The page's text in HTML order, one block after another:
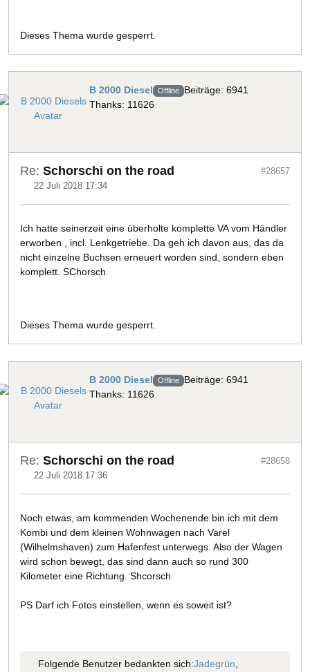
Dieses Thema wurde gesperrt.
B 2000 Diesel Offline Beiträge: 6941
Thanks: 11626
Re: Schorschi on the road
22 Juli 2018 17:34
#28657
Ich hatte seinerzeit eine überholte komplette VA vom Händler
erworben , incl. Lenkgetriebe. Da geh ich davon aus, das da
nicht einzelne Buchsen erneuert worden sind, sondern eben
komplett. SChorsch
Dieses Thema wurde gesperrt.
B 2000 Diesel Offline Beiträge: 6941
Thanks: 11626
Re: Schorschi on the road
22 Juli 2018 17:36
#28658
Noch etwas, am kommenden Wochenende bin ich mit dem
Kombi und dem kleinen Wohnwagen nach Varel
(Wilhelmshaven) zum Hafenfest unterwegs. Also der Wagen
wird schon bewegt, das sind dann auch so rund 300
Kilometer eine Richtung. Shcorsch
PS Darf ich Fotos einstellen, wenn es soweit ist?
Folgende Benutzer bedankten sich:Jadegrün,